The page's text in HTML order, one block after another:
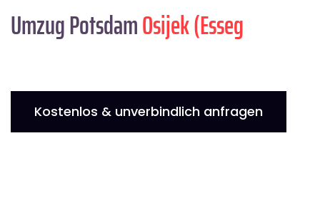
Umzug PotsdamOsijek (Esseg
Kostenlos & unverbindlich anfragen